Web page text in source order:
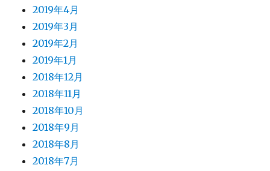
2019年4月
2019年3月
2019年2月
2019年1月
2018年12月
2018年11月
2018年10月
2018年9月
2018年8月
2018年7月